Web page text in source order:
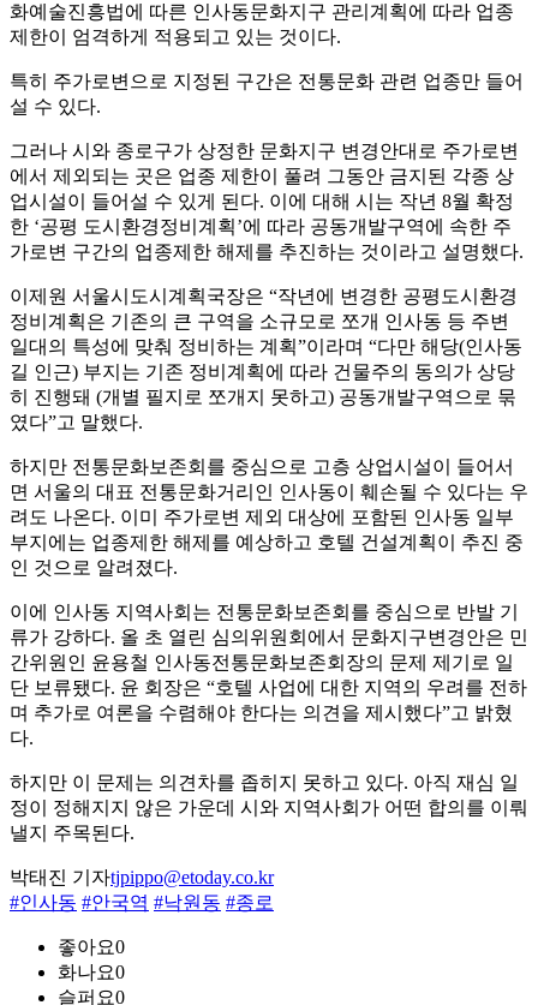
화예술진흥법에 따른 인사동문화지구 관리계획에 따라 업종
제한이 엄격하게 적용되고 있는 것이다.
특히 주가로변으로 지정된 구간은 전통문화 관련 업종만 들어
설 수 있다.
그러나 시와 종로구가 상정한 문화지구 변경안대로 주가로변
에서 제외되는 곳은 업종 제한이 풀려 그동안 금지된 각종 상
업시설이 들어설 수 있게 된다. 이에 대해 시는 작년 8월 확정
한 ‘공평 도시환경정비계획’에 따라 공동개발구역에 속한 주
가로변 구간의 업종제한 해제를 추진하는 것이라고 설명했다.
이제원 서울시도시계획국장은 “작년에 변경한 공평도시환경
정비계획은 기존의 큰 구역을 소규모로 쪼개 인사동 등 주변
일대의 특성에 맞춰 정비하는 계획”이라며 “다만 해당(인사동
길 인근) 부지는 기존 정비계획에 따라 건물주의 동의가 상당
히 진행돼 (개별 필지로 쪼개지 못하고) 공동개발구역으로 묶
였다”고 말했다.
하지만 전통문화보존회를 중심으로 고층 상업시설이 들어서
면 서울의 대표 전통문화거리인 인사동이 훼손될 수 있다는 우
려도 나온다. 이미 주가로변 제외 대상에 포함된 인사동 일부
부지에는 업종제한 해제를 예상하고 호텔 건설계획이 추진 중
인 것으로 알려졌다.
이에 인사동 지역사회는 전통문화보존회를 중심으로 반발 기
류가 강하다. 올 초 열린 심의위원회에서 문화지구변경안은 민
간위원인 윤용철 인사동전통문화보존회장의 문제 제기로 일
단 보류됐다. 윤 회장은 “호텔 사업에 대한 지역의 우려를 전하
며 추가로 여론을 수렴해야 한다는 의견을 제시했다”고 밝혔
다.
하지만 이 문제는 의견차를 좁히지 못하고 있다. 아직 재심 일
정이 정해지지 않은 가운데 시와 지역사회가 어떤 합의를 이뤄
낼지 주목된다.
박태진 기자tjpippo@etoday.co.kr
#인사동 #안국역 #낙원동 #종로
좋아요0
화나요0
슬퍼요0